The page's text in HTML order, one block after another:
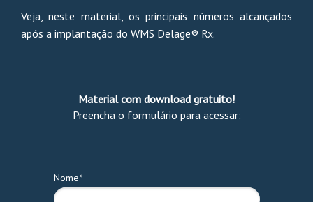
Veja, neste material, os principais números alcançados
após a implantação do WMS Delage® Rx.
Material com download gratuito!
Preencha o formulário para acessar:
Nome*